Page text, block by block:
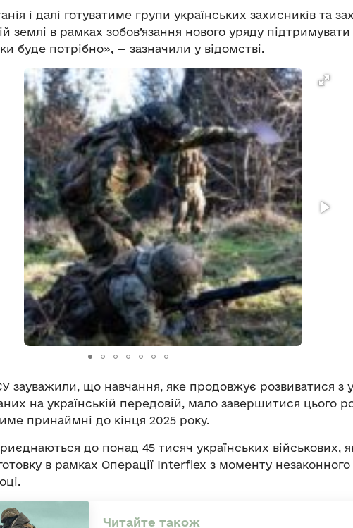
і далі готуватиме групи українських захисників та
землі в рамках зобов’язання нового уряду підтримувати
буде потрібно», — зазначили у відомстві.
зауважили, що навчання, яке продовжує розвиватися з
на українській передовій, мало завершитися цього
принаймні до кінця 2025 року.
до понад 45 тисяч українських військових,
в рамках Операції Interflex з моменту незаконного